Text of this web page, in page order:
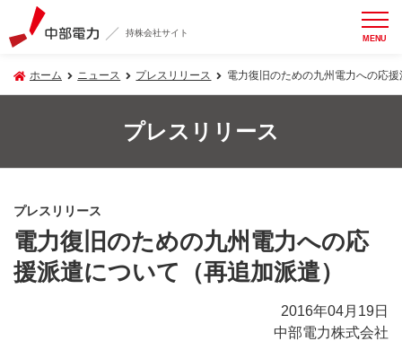
持株会社サイト MENU
ホーム ニュース プレスリリース 電力復旧のための九州電力への応
プレスリリース
プレスリリース
電力復旧のための九州電力への応
援派遣について（再追加派遣）
2016年04月19日
中部電力株式会社